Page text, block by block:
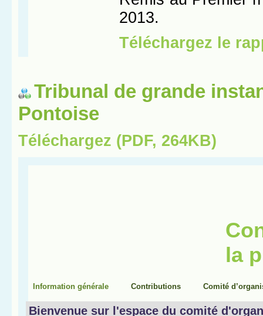
Tribunal de grande
Pontoise
Téléchargez (PDF, 264KB)